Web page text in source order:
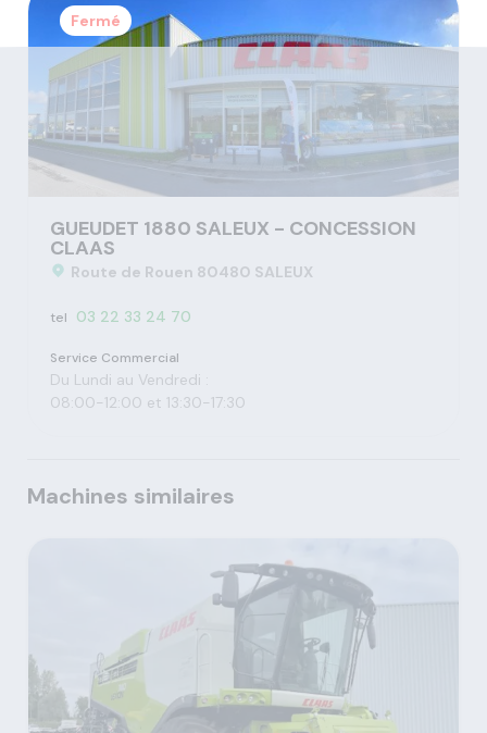
Fermé
GUEUDET 1880 SALEUX - CONCESSION
CLAAS
Route de Rouen 80480 SALEUX
tel 03 22 33 24 70
Service Commercial
Du Lundi au Vendredi :
08:00-12:00 et 13:30-17:30
Machines similaires